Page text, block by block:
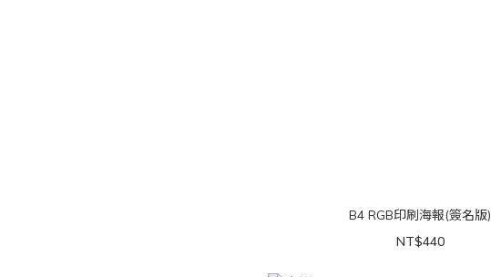
B4 RGB印刷海報(簽名版)
NT$440